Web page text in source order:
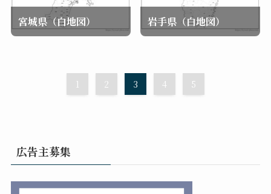
宮城県（白地図） 岩手県（白地図）
1 2 3 4 5
広告主募集